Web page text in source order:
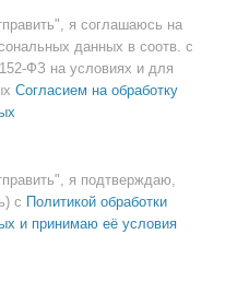
я соглашаюсь на
данных в соотв. с
ФЗ на условиях и для
Согласием на обработку
я подтверждаю,
с Политикой обработки
и принимаю её условия